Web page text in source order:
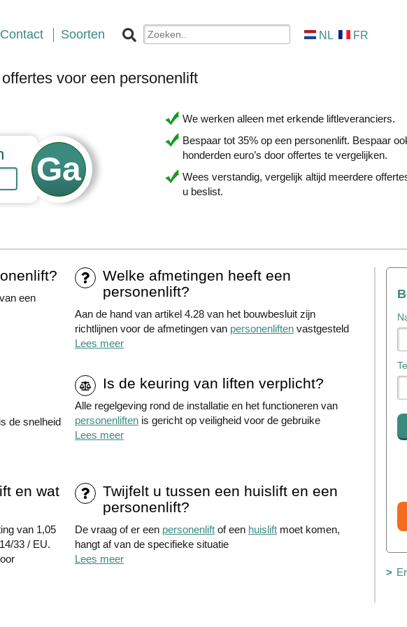
Contact Soorten NL FR
voor een personenlift
We werken alleen met erkende liftleveranciers.
Bespaar tot 35% op een personenlift. Bespaar
honderden euro’s door offertes te vergelijken.
Wees verstandig, vergelijk altijd meerdere
u beslist.
een
Welke afmetingen heeft een
personenlift?
Aan de hand van artikel 4.28 van het bouwbesluit zijn
richtlijnen voor de afmetingen van personenliftenvastgesteld
Lees meer
de snelheid
Is de keuring van liften verplicht?
Alle regelgeving rond de installatie en het functioneren van
personenliftenis gericht op veiligheid voor de gebruike
Lees meer
en wat
van 1,05
33 / EU.
Twijfelt u tussen een huislift en een
personenlift?
De vraag of er een personenliftof een huisliftmoet komen,
hangt af van de specifieke situatie
Lees meer